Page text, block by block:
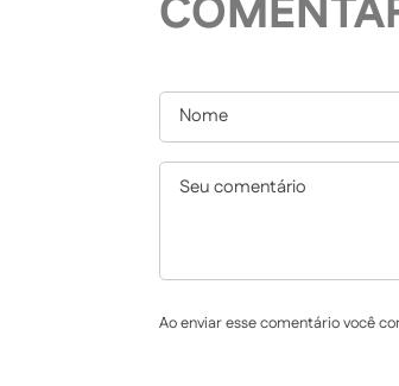
Ao enviar esse comentário você